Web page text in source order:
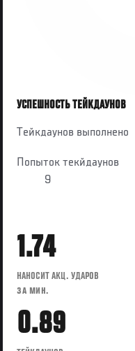
УСПЕШНОСТЬ ТЕЙКДАУНОВ
Тейкдаунов выполнено
Попыток текйдаунов
9
1.74
НАНОСИТ АКЦ. УДАРОВ
ЗА МИН.
0.89